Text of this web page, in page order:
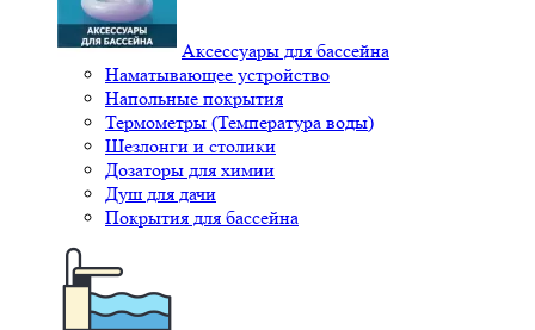
Аксессуары для бассейна
Наматывающее устройство
Напольные покрытия
Термометры (Температура воды)
Шезлонги и столики
Дозаторы для химии
Душ для дачи
Покрытия для бассейна